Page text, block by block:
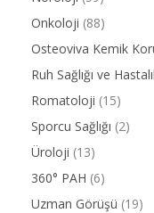
Onkoloji (88)
Osteoviva Kemik
Ruh Sağlığı ve
Romatoloji (15)
Sporcu Sağlığı (2)
Üroloji (13)
360° PAH (6)
Uzman Görüşü (19)